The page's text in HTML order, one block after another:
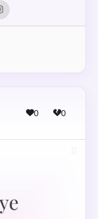
0 0